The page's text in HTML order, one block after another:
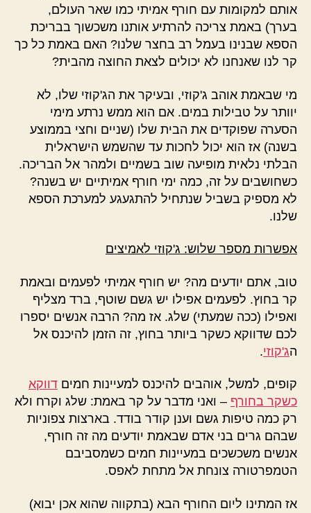
אותם למקומות עם חורף אמיתי כמו שאר העולם,
בערך) באמת צריכה להרתיע אותנו משכשוך בבריכת
הספא שבנינו בעמל רב בחצר שלנו? האם באמת כל כך
קר לנו שאנחנו לא יכולים לצאת החוצה מהבית?
מי שבאמת אוהב ג'קוזי, ובעיקר את הג'קוזי שלו, לא
יוותר על טבילות במים. אם הוא ממש נרתע מימי
הסערה שפוקדים את הבית שלו (שניים וחצי בממוצע
בשנה) אז הוא יכול לחכות עד שהשמש הישראלית
הבלתי נלאית מופיעה שוב בשמיים ולמהר אל הבריכה.
כשחושבים על זה, כמה ימי חורף אמיתיים יש בשנה?
לא מספיק בשביל שנתחיל להתגעגע למערכת הספא
שלנו.
אפשרות מספר שלוש: ג'קוזי לאמיצים
טוב, אתם יודעים מה? יש חורף אמיתי לפעמים ובאמת
קר בחוץ. לפעמים אפילו יש גשם שוטף, ברד מצליף
ואפילו (ככה שמעתי) שלג. אז מה? הרבה אנשים יספרו
לכם שדווקא כשקר ביותר בחוץ, זה הזמן להיכנס אל
הג'קוזי.
קופים, למשל, אוהבים להיכנס למעיינות חמים דווקא
כשקר בחורף – ואני מדבר על קר באמת: שלג וקרח ולא
רק כמה טיפות גשם וענן קודר בודד. בארצות צפוניות
שבהם גרים בני אדם שבאמת יודעים מה זה חורף,
אנשים משכשכים במעיינות חמים כשמסביבם
הטמפרטורה צונחת אל מתחת לאפס.
אז המתינו ליום החורף הבא (בתקווה שהוא אכן יבוא)